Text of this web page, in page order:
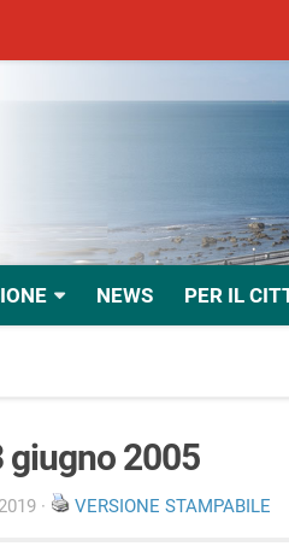
NEWS PER IL
giugno 2005
· VERSIONE STAMPABILE